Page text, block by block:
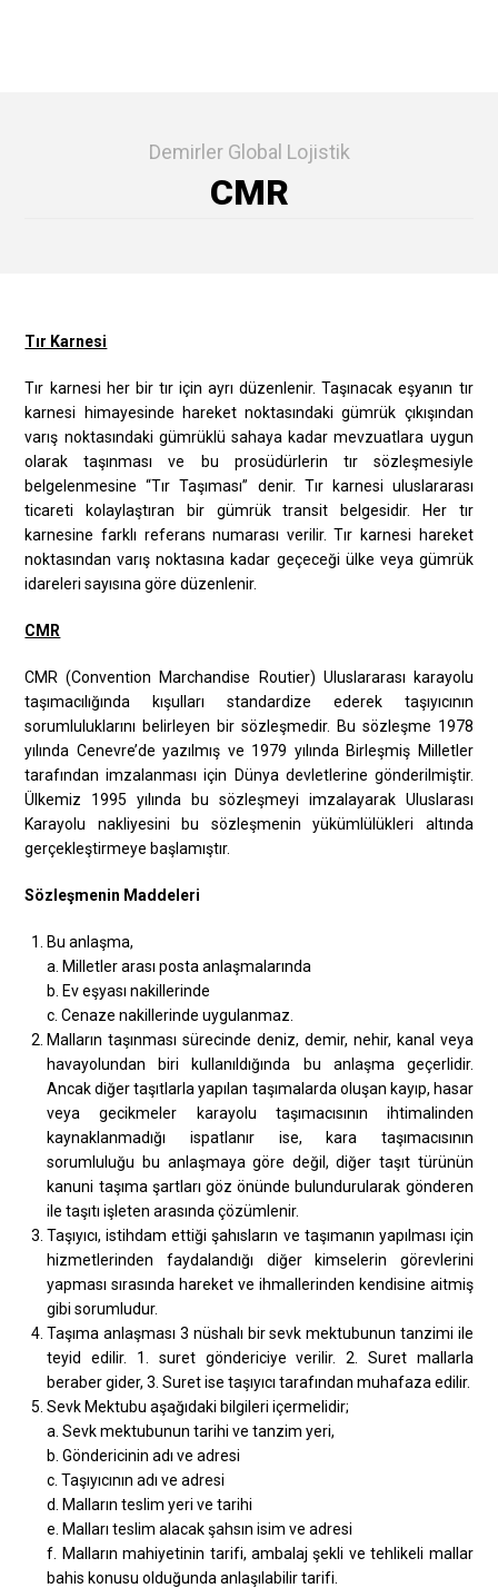
Demirler Global Lojistik
CMR
Tır Karnesi
Tır karnesi her bir tır için ayrı düzenlenir. Taşınacak eşyanın tır
karnesi himayesinde hareket noktasındaki gümrük çıkışından
varış noktasındaki gümrüklü sahaya kadar mevzuatlara uygun
olarak taşınması ve bu prosüdürlerin tır sözleşmesiyle
belgelenmesine “Tır Taşıması” denir. Tır karnesi uluslararası
ticareti kolaylaştıran bir gümrük transit belgesidir. Her tır
karnesine farklı referans numarası verilir. Tır karnesi hareket
noktasından varış noktasına kadar geçeceği ülke veya gümrük
idareleri sayısına göre düzenlenir.
CMR
CMR (Convention Marchandise Routier) Uluslararası karayolu
taşımacılığında kışulları standardize ederek taşıyıcının
sorumluluklarını belirleyen bir sözleşmedir. Bu sözleşme 1978
yılında Cenevre’de yazılmış ve 1979 yılında Birleşmiş Milletler
tarafından imzalanması için Dünya devletlerine gönderilmiştir.
Ülkemiz 1995 yılında bu sözleşmeyi imzalayarak Uluslarası
Karayolu nakliyesini bu sözleşmenin yükümlülükleri altında
gerçekleştirmeye başlamıştır.
Sözleşmenin Maddeleri
Bu anlaşma,
a. Milletler arası posta anlaşmalarında
b. Ev eşyası nakillerinde
c. Cenaze nakillerinde uygulanmaz.
Malların taşınması sürecinde deniz, demir, nehir, kanal veya
havayolundan biri kullanıldığında bu anlaşma geçerlidir.
Ancak diğer taşıtlarla yapılan taşımalarda oluşan kayıp, hasar
veya gecikmeler karayolu taşımacısının ihtimalinden
kaynaklanmadığı ispatlanır ise, kara taşımacısının
sorumluluğu bu anlaşmaya göre değil, diğer taşıt türünün
kanuni taşıma şartları göz önünde bulundurularak gönderen
ile taşıtı işleten arasında çözümlenir.
Taşıyıcı, istihdam ettiği şahısların ve taşımanın yapılması için
hizmetlerinden faydalandığı diğer kimselerin görevlerini
yapması sırasında hareket ve ihmallerinden kendisine aitmiş
gibi sorumludur.
Taşıma anlaşması 3 nüshalı bir sevk mektubunun tanzimi ile
teyid edilir. 1. suret göndericiye verilir. 2. Suret mallarla
beraber gider, 3. Suret ise taşıyıcı tarafından muhafaza edilir.
Sevk Mektubu aşağıdaki bilgileri içermelidir;
a. Sevk mektubunun tarihi ve tanzim yeri,
b. Göndericinin adı ve adresi
c. Taşıyıcının adı ve adresi
d. Malların teslim yeri ve tarihi
e. Malları teslim alacak şahsın isim ve adresi
f. Malların mahiyetinin tarifi, ambalaj şekli ve tehlikeli mallar
bahis konusu olduğunda anlaşılabilir tarifi.